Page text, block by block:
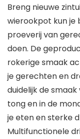
Breng nieuwe
wierookpot kun je
proeverij van
doen. De
rokerige smaak
je gerechten en
duidelijk de
tong en in de
je eten en sterke
Multifunctionele